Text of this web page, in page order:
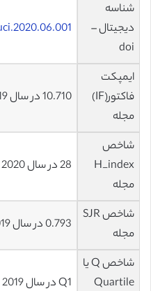
شناسه
دیجیتال –
doi
ایمپکت
فاکتور(IF)
مجله
10.710 در سال 2019
شاخص
H_index
مجله
28 در سال 2020
شاخص SJR
مجله
0.793 در سال 2019
شاخص Q یا
Quartile
Q1 در سال 2019